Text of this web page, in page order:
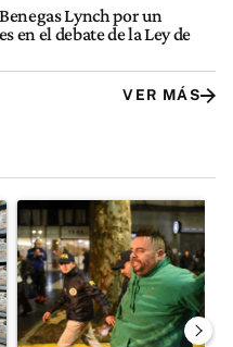
Lynch por un
en el debate de la Ley de
VER MÁS
más comentarios en los
"Inflación y dólar: cuáles
Un artículo de tendencia con